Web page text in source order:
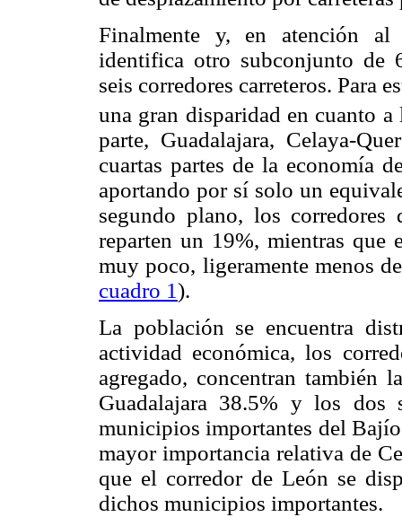
Finalmente y, en atención al
identifica otro subconjunto de
seis corredores carreteros. Para
una gran disparidad en cuanto
parte, Guadalajara, Celaya-
cuartas partes de la economía
aportando por sí solo un
segundo plano, los
reparten un 19%, mientras que
muy poco, ligeramente menos
cuadro 1).
La población se encuentra
actividad económica, los
agregado, concentran
Guadalajara 38.5% y los
municipios importantes del
mayor importancia relativa de
que el corredor de León se
dichos municipios importantes.